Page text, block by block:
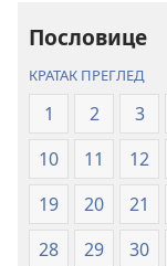
Пословице
КРАТАК ПРЕГЛЕД
1 2 3
10
11 12
19
20 21
28
29 30